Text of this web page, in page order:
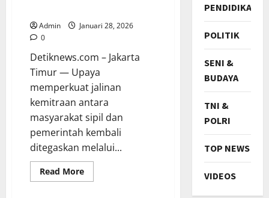
Admin
Januari 28, 2026
0
Detiknews.com – Jakarta
Timur — Upaya
memperkuat jalinan
kemitraan antara
masyarakat sipil dan
pemerintah kembali
ditegaskan melalui...
Read MoreRead
more
PENDIDIKAN
POLITIK
SENI &
BUDAYA
TNI &
POLRI
TOP NEWS
VIDEOS